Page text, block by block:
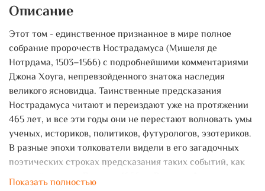
Описание
Этот том - единственное признанное в мире полное
собрание пророчеств Нострадамуса (Мишеля де
Нотрдама, 1503–1566) с подробнейшими комментариями
Джона Хоуга, непревзойденного знатока наследия
великого ясновидца. Таинственные предсказания
Нострадамуса читают и переиздают уже на протяжении
465 лет, и все эти годы они не перестают волновать умы
ученых, историков, политиков, футурологов, эзотериков.
В разные эпохи толкователи видели в его загадочных
поэтических строках предсказания таких событий, как
великий пожар в Лондоне 1666 г., Великая Французская
Показать полностью